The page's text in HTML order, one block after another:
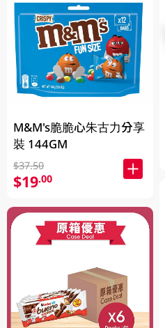
M&M's脆脆心朱古力分享
裝 144GM
$37.50
$19.00